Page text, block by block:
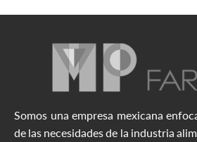
Somos una empresa mexicana
de las necesidades de la industria